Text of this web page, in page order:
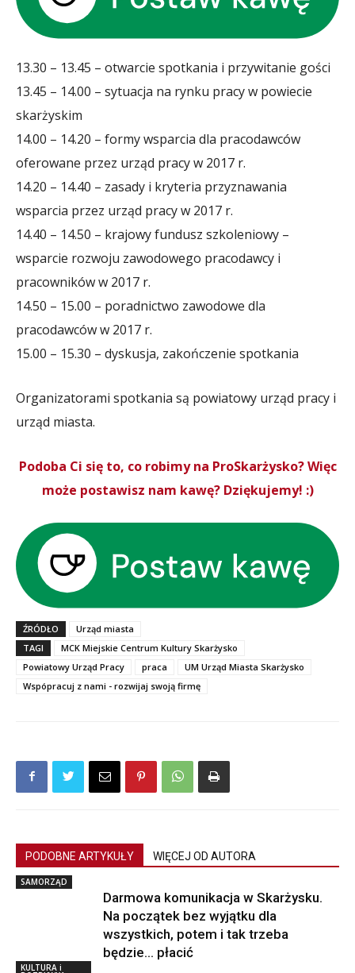
13.30 – 13.45 – otwarcie spotkania i przywitanie gości
13.45 – 14.00 – sytuacja na rynku pracy w powiecie
skarżyskim
14.00 – 14.20 – formy wsparcia dla pracodawców
oferowane przez urząd pracy w 2017 r.
14.20 – 14.40 – zasady i kryteria przyznawania
wsparcia przez urząd pracy w 2017 r.
14.40 – 14.50 – krajowy fundusz szkoleniowy –
wsparcie rozwoju zawodowego pracodawcy i
pracowników w 2017 r.
14.50 – 15.00 – poradnictwo zawodowe dla
pracodawców w 2017 r.
15.00 – 15.30 – dyskusja, zakończenie spotkania
Organizatorami spotkania są powiatowy urząd pracy i
urząd miasta.
Podoba Ci się to, co robimy na ProSkarżysko? Więc
może postawisz nam kawę? Dziękujemy! :)
ŹRÓDŁO
Urząd miasta
TAGI
MCK Miejskie Centrum Kultury Skarżysko
Powiatowy Urząd Pracy
praca
UM Urząd Miasta Skarżysko
Wspópracuj z nami - rozwijaj swoją firmę
PODOBNE ARTYKUŁY WIĘCEJ OD AUTORA
SAMORZĄD
Darmowa komunikacja w Skarżysku.
Na początek bez wyjątku dla
wszystkich, potem i tak trzeba
będzie… płacić
KULTURA i